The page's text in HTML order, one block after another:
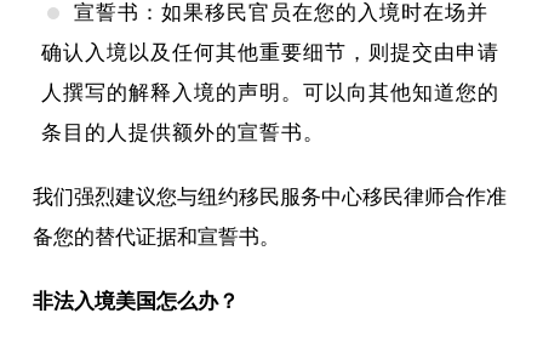
宣誓书：如果移民官员在您的入境时在场并
确认入境以及任何其他重要细节，则提交由申请
人撰写的解释入境的声明。可以向其他知道您的
条目的人提供额外的宣誓书。
我们强烈建议您与纽约移民服务中心移民律师合作准
备您的替代证据和宣誓书。
非法入境美国怎么办？